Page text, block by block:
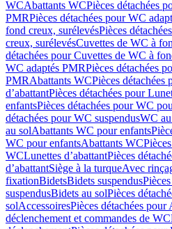
WCAbattants WCPièces détachées
PMRPièces détachées pour WC
fond creux, surélevésPièces
creux, surélevésCuvettes de WC à
détachées pour Cuvettes de WC à
WC adaptés PMRPièces détachées
PMRAbattants WCPièces détachées
d’abattantPièces détachées pour
enfantsPièces détachées pour WC
détachées pour WC suspendusWC
au solAbattants WC pour enfants
WC pour enfantsAbattants WC
WCLunettes d’abattantPièces
d’abattantSiège à la turqueAvec
fixationBidetsBidets suspendus
suspendusBidets au solPièces
solAccessoiresPièces détachées pour
déclenchement et commandes de WC